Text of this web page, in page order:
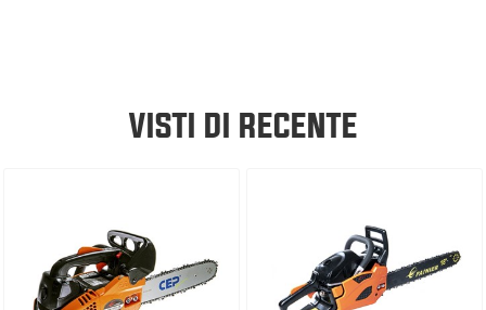
VISTI DI RECENTE